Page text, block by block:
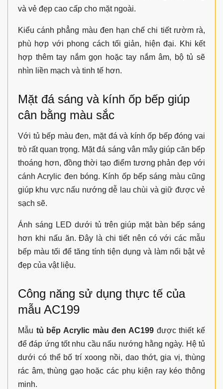
và vẻ đẹp cao cấp cho mặt ngoài.
Kiểu cánh phẳng màu đen hạn chế chi tiết rườm rà,
phù hợp với phong cách tối giản, hiện đại. Khi kết
hợp thêm tay nắm gọn hoặc tay nắm âm, bộ tủ sẽ
nhìn liền mạch và tinh tế hơn.
Mặt đá sáng và kính ốp bếp giúp
cân bằng màu sắc
Với tủ bếp màu đen, mặt đá và kính ốp bếp đóng vai
trò rất quan trọng. Mặt đá sáng vân mây giúp căn bếp
thoáng hơn, đồng thời tạo điểm tương phản đẹp với
cánh Acrylic đen bóng. Kính ốp bếp sáng màu cũng
giúp khu vực nấu nướng dễ lau chùi và giữ được vẻ
sạch sẽ.
Ánh sáng LED dưới tủ trên giúp mặt bàn bếp sáng
hơn khi nấu ăn. Đây là chi tiết nên có với các mẫu
bếp màu tối để tăng tính tiện dụng và làm nổi bật vẻ
đẹp của vật liệu.
Công năng sử dụng thực tế của
mẫu AC199
Mẫu tủ bếp Acrylic màu đen AC199 được thiết kế
để đáp ứng tốt nhu cầu nấu nướng hằng ngày. Hệ tủ
dưới có thể bố trí xoong nồi, dao thớt, gia vị, thùng
rác âm, thùng gạo hoặc các phụ kiện ray kéo thông
minh.